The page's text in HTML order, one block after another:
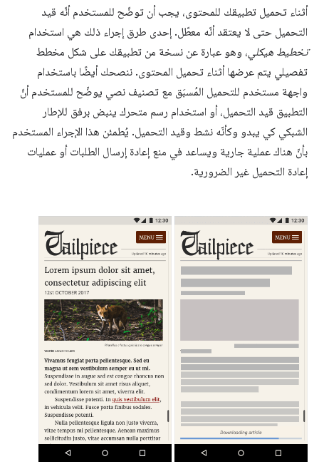
أثناء تحميل تطبيقك للمحتوى، يجب أن توضّح للمستخدم أنّه قيد
التحميل حتى لا يعتقد أنّه معطّل. إحدى طرق إجراء ذلك هي استخدام
تخطيط هيكلي، وهو عبارة عن نسخة من تطبيقك على شكل مخطط
تفصيلي يتم عرضها أثناء تحميل المحتوى. ننصحك أيضًا باستخدام
واجهة مستخدم للتحميل المُسبَق مع تصنيف نصي يوضّح للمستخدم أنّ
التطبيق قيد التحميل، أو استخدام رسم متحرك ينبض برفق للإطار
الشبكي كي يبدو وكأنّه نشط وقيد التحميل. يُطمئن هذا الإجراء المستخدم
بأنّ هناك عملية جارية ويساعد في منع إعادة إرسال الطلبات أو عمليات
إعادة التحميل غير الضرورية.